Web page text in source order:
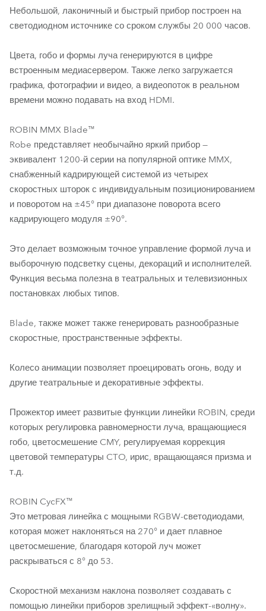
Небольшой, лаконичный и быстрый прибор построен на
светодиодном источнике со сроком службы 20 000 часов.
Цвета, гобо и формы луча генерируются в цифре
встроенным медиасервером. Также легко загружается
графика, фотографии и видео, а видеопоток в реальном
времени можно подавать на вход HDMI.
ROBIN MMX Blade™
Robe представляет необычайно яркий прибор —
эквивалент 1200-й серии на популярной оптике MMX,
снабженный кадрирующей системой из четырех
скоростных шторок с индивидуальным позиционированием
и поворотом на ±45° при диапазоне поворота всего
кадрирующего модуля ±90°.
Это делает возможным точное управление формой луча и
выборочную подсветку сцены, декораций и исполнителей.
Функция весьма полезна в театральных и телевизионных
постановках любых типов.
Blade, также может также генерировать разнообразные
скоростные, пространственные эффекты.
Колесо анимации позволяет проецировать огонь, воду и
другие театральные и декоративные эффекты.
Прожектор имеет развитые функции линейки ROBIN, среди
которых регулировка равномерности луча, вращающиеся
гобо, цветосмешение CMY, регулируемая коррекция
цветовой температуры CTO, ирис, вращающаяся призма и
т.д.
ROBIN CycFX™
Это метровая линейка с мощными RGBW-светодиодами,
которая может наклоняться на 270° и дает плавное
цветосмешение, благодаря которой луч может
раскрываться с 8° до 53.
Скоростной механизм наклона позволяет создавать с
помощью линейки приборов зрелищный эффект-«волну».